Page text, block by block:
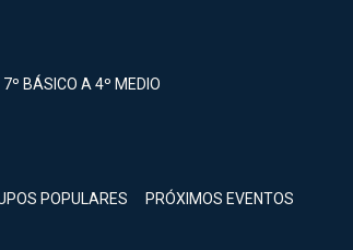
7º BÁSICO A 4º MEDIO
POPULARES PRÓXIMOS EVENTOS
Inicia sesión.